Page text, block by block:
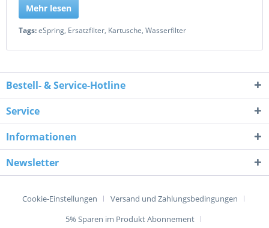
Mehr lesen
Tags:eSpring, Ersatzfilter, Kartusche, Wasserfilter
Bestell- & Service-Hotline
Service
Informationen
Newsletter
Cookie-Einstellungen
Versand und Zahlungsbedingungen
5% Sparen im Produkt Abonnement